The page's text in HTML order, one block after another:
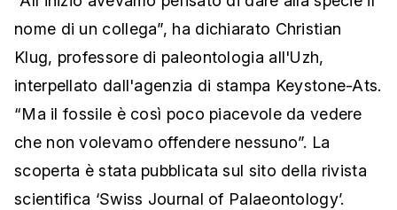
nome di un collega”, ha dichiarato Christian
Klug, professore di paleontologia all'Uzh,
interpellato dall'agenzia di stampa Keystone-Ats.
“Ma il fossile è così poco piacevole da vedere
che non volevamo offendere nessuno”. La
scoperta è stata pubblicata sul sito della rivista
scientifica ‘Swiss Journal of Palaeontology’.